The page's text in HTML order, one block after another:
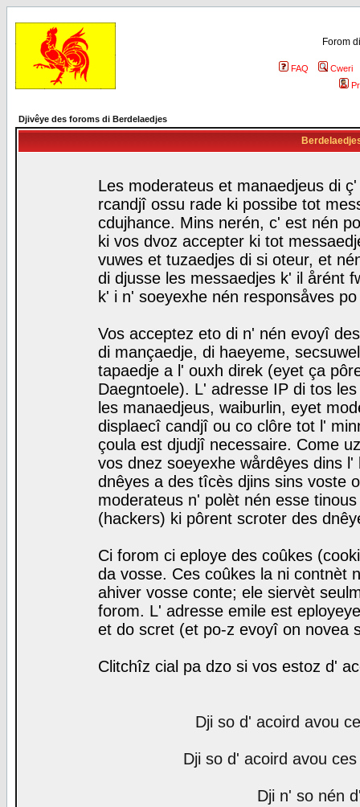
Forom
FAQ
Cweri
Djivêye des foroms di Berdelaedjes
Les moderateus et manaedjeus di
rcandjî ossu rade ki possibe tot
cdujhance. Mins nerén, c' est nén
ki vos dvoz accepter ki tot
vuwes et tuzaedjes di si oteur, et
di djusse les messaedjes k' il årént
k' i n' soeyexhe nén responsåves
Vos acceptez eto di n' nén evoyî
di mançaedje, di haeyeme,
tapaedje a l' ouxh direk (eyet ça
Daegntoele). L' adresse IP di tos
les manaedjeus, waiburlin, eyet
displaecî candjî ou co clôre tot l'
çoula est djudjî necessaire. Come
vos dnez soeyexhe wårdêyes dins
dnêyes a des tîcès djins sins voste
moderateus n' polèt nén esse
(hackers) ki pôrent scroter des
Ci forom ci eploye des coûkes
da vosse. Ces coûkes la ni contnèt
ahiver vosse conte; ele siervèt
forom. L' adresse emile est
et do scret (et po-z evoyî on novea
Clitchîz cial pa dzo si vos estoz d'
Dji so d' acoird avou
Dji so d' acoird avou
Dji n' so nén